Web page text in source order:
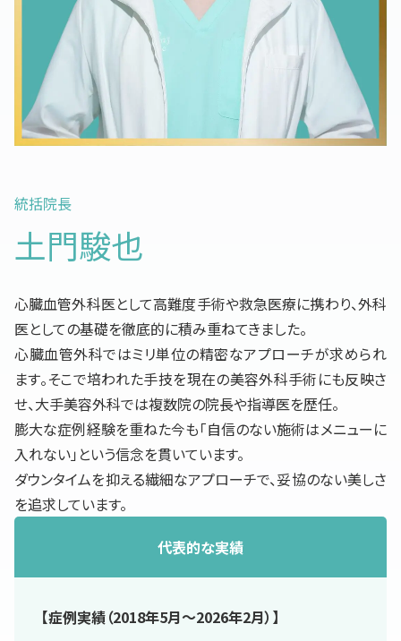
統括院長
土門駿也
心臓血管外科医として高難度手術や救急医療に携わり、外科
医としての基礎を徹底的に積み重ねてきました。
心臓血管外科ではミリ単位の精密なアプローチが求められ
ます。そこで培われた手技を現在の美容外科手術にも反映さ
せ、大手美容外科では複数院の院長や指導医を歴任。
膨大な症例経験を重ねた今も「自信のない施術はメニューに
入れない」という信念を貫いています。
ダウンタイムを抑える繊細なアプローチで、妥協のない美しさ
を追求しています。
代表的な実績
【症例実績（2018年5月〜2026年2月）】